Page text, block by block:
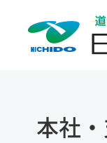
本社